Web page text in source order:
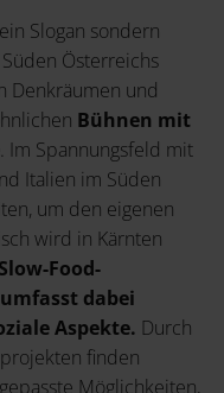
Slogan sondern
Österreichs
Denkräumen und
Bühnen mit
. Im Spannungsfeld mit
Italien im Süden
um den eigenen
wird in Kärnten
Slow-Food-
umfasst dabei
Aspekte. Durch
finden
Möglichkeiten,